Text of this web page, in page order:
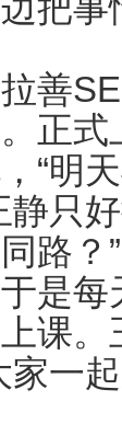
把事
善
正
“明
只
路
是
课
家一